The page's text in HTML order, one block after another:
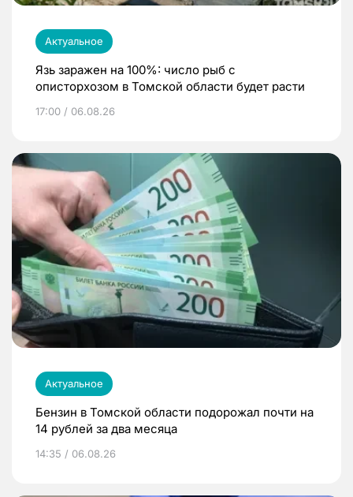
Актуальное
Язь заражен на 100%: число рыб с
описторхозом в Томской области будет расти
17:00 / 06.08.26
Актуальное
Бензин в Томской области подорожал почти на
14 рублей за два месяца
14:35 / 06.08.26